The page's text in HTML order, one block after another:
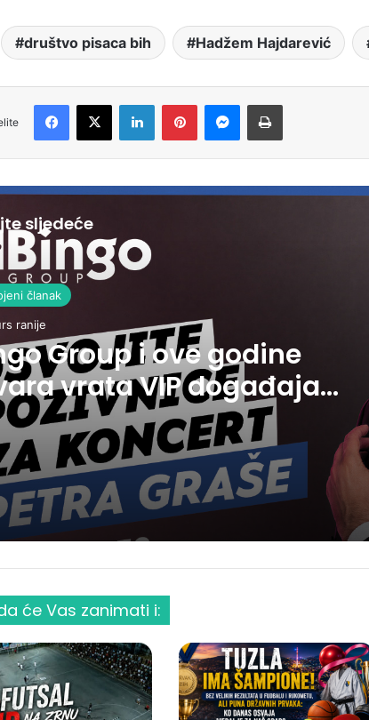
društvo pisaca bih Hadžem Hajdarević
sljedeće
članak
ranije
Group i ove godine
vrata VIP događaja
Osvojite
za koncert Petra
će Vas zanimati i: